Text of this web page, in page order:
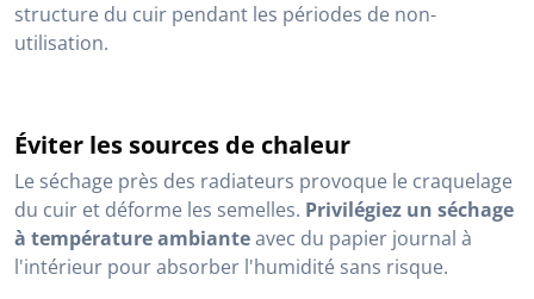
structure du cuir pendant les périodes de non-
utilisation.
Éviter les sources de chaleur
Le séchage près des radiateurs provoque le craquelage
du cuir et déforme les semelles. Privilégiez un séchage
à température ambianteavec du papier journal à
l'intérieur pour absorber l'humidité sans risque.